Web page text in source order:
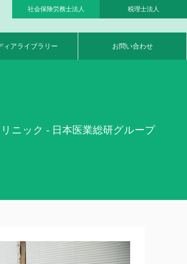
社会保険労務士法人 税理士法人
ィアライブラリー お問い合わせ
ニック - 日本医業総研グループ